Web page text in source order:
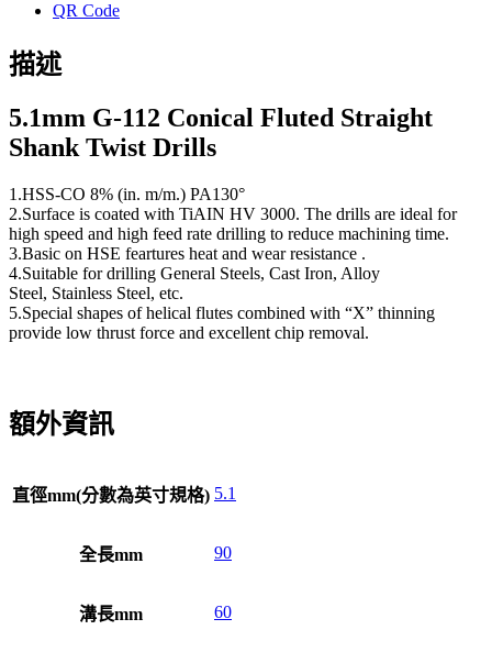
QR Code
描述
5.1mm G-112 Conical Fluted Straight
Shank Twist Drills
1.HSS-CO 8% (in. m/m.) PA130°
2.Surface is coated with TiAIN HV 3000. The drills are ideal for
high speed and high feed rate drilling to reduce machining time.
3.Basic on HSE feartures heat and wear resistance .
4.Suitable for drilling General Steels, Cast Iron, Alloy
Steel, Stainless Steel, etc.
5.Special shapes of helical flutes combined with “X” thinning
provide low thrust force and excellent chip removal.
額外資訊
直徑mm(分數為英寸規格) 5.1
全長mm 90
溝長mm 60